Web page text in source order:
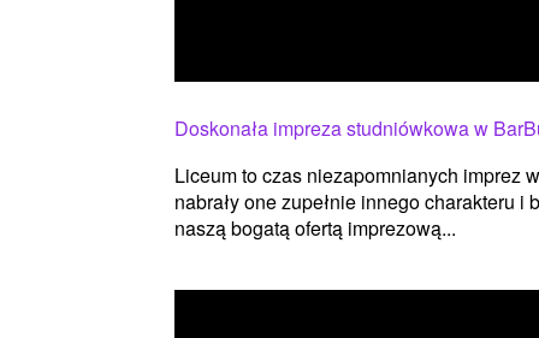
Doskonała impreza studniówkowa w
Liceum to czas niezapomnianych imprez
nabrały one zupełnie innego charakteru
naszą bogatą ofertą imprezową...